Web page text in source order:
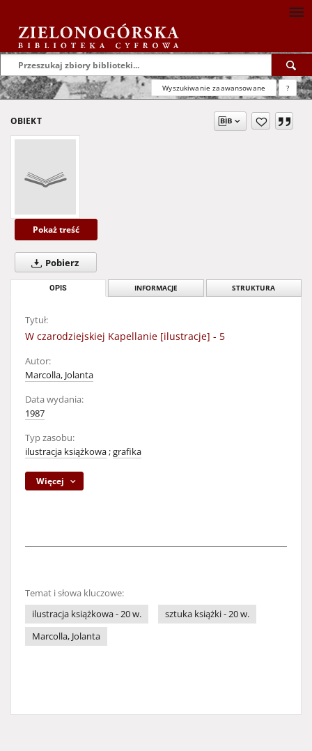
Wyszukiwanie zaawansowane ?
OBIEKT
Pokaż treść
Pobierz
OPIS INFORMACJE STRUKTURA
Tytuł:
W czarodziejskiej Kapellanie [ilustracje] - 5
Autor:
Marcolla, Jolanta
Data wydania:
1987
Typ zasobu:
ilustracja książkowa;grafika
Więcej
Temat i słowa kluczowe:
ilustracja książkowa - 20 w.
sztuka książki - 20 w.
Marcolla, Jolanta